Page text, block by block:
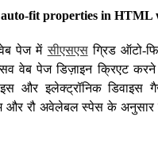
fit properties in HTML
वेब पेज मेंसीएसएसग्रिड ऑटो-
वेब पेज डिज़ाइन क्रिएट
और इलेक्ट्रॉनिक
और रौ अवेलेबल स्पेस के अनुसार